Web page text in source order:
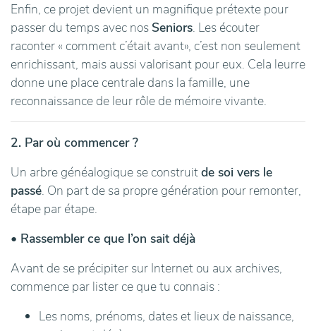
Enfin, ce projet devient un magnifique prétexte pour
passer du temps avec nos Seniors. Les écouter
raconter « comment c’était avant», c’est non seulement
enrichissant, mais aussi valorisant pour eux. Cela leurre
donne une place centrale dans la famille, une
reconnaissance de leur rôle de mémoire vivante.
2. Par où commencer ?
Un arbre généalogique se construitde soi vers le
passé. On part de sa propre génération pour remonter,
étape par étape.
• Rassembler ce que l’on sait déjà
Avant de se précipiter sur Internet ou aux archives,
commence par lister ce que tu connais :
Les noms, prénoms, dates et lieux de naissance,